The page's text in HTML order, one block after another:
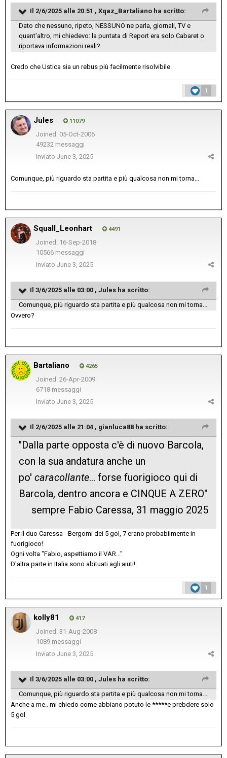
Il 2/6/2025 alle 20:51 , Xqaz_Bartaliano ha scritto:
Dato che nessuno, ripeto, NESSUNO ne parla, giornali, TV e
quant'altro, mi chiedevo: la puntata di Report era solo Cabaret o
riportava informazioni reali?
Credo che Ustica sia un rebus più facilmente risolvibile.
1
Jules 11079
Joined: 05-Oct-2006
49232 messaggi
Inviato June 3, 2025
Comunque, più riguardo sta partita e più qualcosa non mi torna...
Squall_Leonhart 4491
Joined: 16-Sep-2018
10566 messaggi
Inviato June 3, 2025
Il 3/6/2025 alle 03:00 , Jules ha scritto:
Comunque, più riguardo sta partita e più qualcosa non mi torna...
Ovvero?
Bartaliano 4265
Joined: 26-Apr-2009
6718 messaggi
Inviato June 3, 2025
Il 2/6/2025 alle 21:04 , gianluca88 ha scritto:
"Dalla parte opposta c'è di nuovo Barcola,
con la sua andatura anche un
po' caracollante... forse fuorigioco qui di
Barcola, dentro ancora e CINQUE A ZERO"
sempre Fabio Caressa, 31 maggio 2025
Per il duo Caressa - Bergomi dei 5 gol, 7 erano probabilmente in
fuorigioco!
Ogni volta "Fabio, aspettiamo il VAR..."
D'altra parte in Italia sono abituati agli aiuti!
1
kolly81 417
Joined: 31-Aug-2008
1089 messaggi
Inviato June 3, 2025
Il 3/6/2025 alle 03:00 , Jules ha scritto:
Comunque, più riguardo sta partita e più qualcosa non mi torna...
Anche a me.. mi chiedo come abbiano potuto le *****e prebdere solo
5 gol